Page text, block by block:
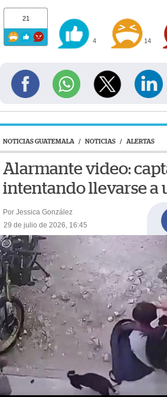
21
4 14
NOTICIAS GUATEMALA / NOTICIAS / ALERTAS
Alarmante video:
intentando llevarse a
Por Jessica González
29 de julio de 2026, 16:45